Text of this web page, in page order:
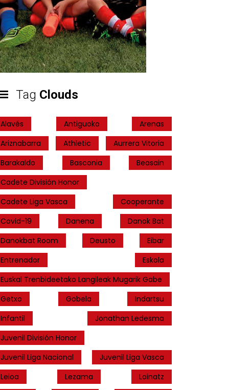
Tag Clouds
Alavés Antiguoko
Arenas
Ariznabarra
Athletic
Aurrera Vitoria
Barakaldo
Basconia
Beasain
Cadete División Honor
Cadete Liga Vasca
Cooperante
Covid-19
Danena
Danok Bat
Danokbat Room
Deusto
Eibar
Entrenador
Eskola
Euskal Trenbideetako Langileak Mugarik Gabe
Getxo
Gobela
Indartsu
Infantil
Jonathan Ledesma
Juvenil División Honor
Juvenil Liga Nacional
Juvenil Liga Vasca
Leioa
Lezama
Loinatz